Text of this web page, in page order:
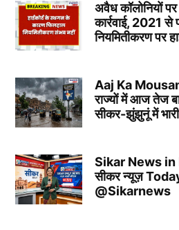
अवैध कॉलोनियों पर
कार्रवाई, 2021 से
नियमितीकरण पर
Aaj Ka
राज्यों में आज तेज
सीकर-झुंझुनूं में भारी
Sikar News in
सीकर न्यूज़
@Sikarnews